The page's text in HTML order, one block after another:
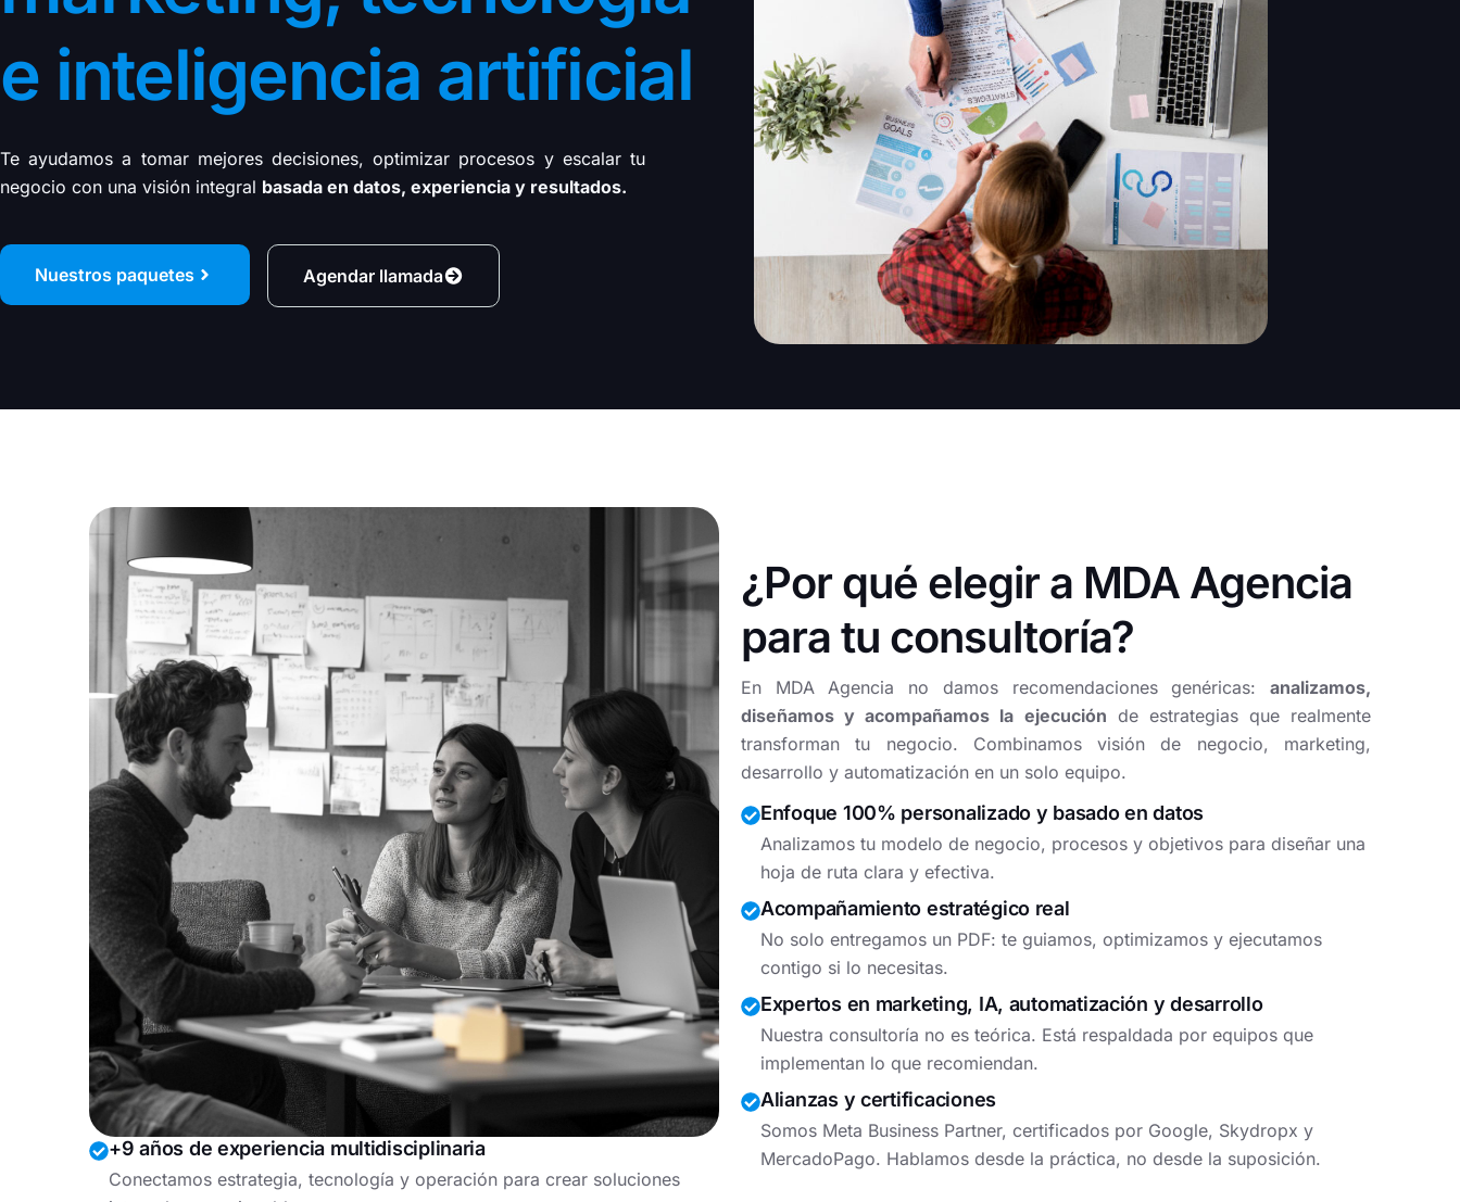
, analizamos tu empresa, diseñamos estrategias a medida y te guiamos en la implementación de
soluciones que generen crecimiento y optimización.
Conocer más
e inteligencia artificial
Te ayudamos a tomar mejores decisiones, optimizar procesos y escalar tu
negocio con una visión integral basada en datos, experiencia y resultados.
Nuestros paquetes Agendar llamada
+9 años de experiencia multidisciplinaria
Conectamos estrategia, tecnología y operación para crear soluciones
¿Por qué elegir a MDA Agencia
para tu consultoría?
En MDA Agencia no damos recomendaciones genéricas: analizamos,
diseñamos y acompañamos la ejecución de estrategias que realmente
transforman tu negocio. Combinamos visión de negocio, marketing,
desarrollo y automatización en un solo equipo.
Enfoque 100% personalizado y basado en datos
Analizamos tu modelo de negocio, procesos y objetivos para diseñar una
hoja de ruta clara y efectiva.
Acompañamiento estratégico real
No solo entregamos un PDF: te guiamos, optimizamos y ejecutamos
contigo si lo necesitas.
Expertos en marketing, IA, automatización y desarrollo
Nuestra consultoría no es teórica. Está respaldada por equipos que
implementan lo que recomiendan.
Alianzas y certificaciones
Somos Meta Business Partner, certificados por Google, Skydropx y
MercadoPago. Hablamos desde la práctica, no desde la suposición.